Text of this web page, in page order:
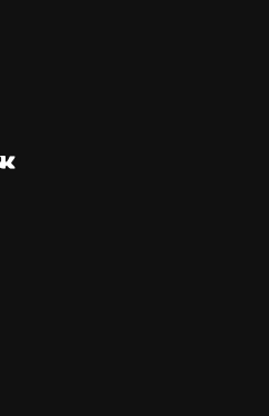
Вконтакте